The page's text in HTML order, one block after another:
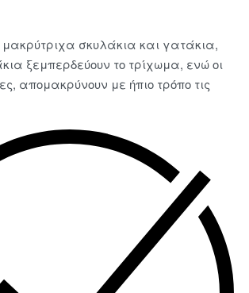
σκυλάκια και γατάκια,
ξεμπερδεύουν το τρίχωμα, ενώ οι
απομακρύνουν με ήπιο τρόπο τις